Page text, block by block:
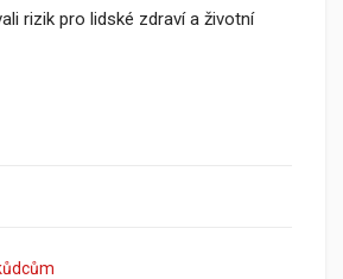
rizik pro lidské zdraví a životní